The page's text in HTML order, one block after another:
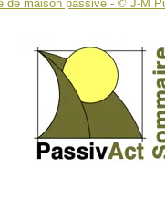
de maison passive - © J-M